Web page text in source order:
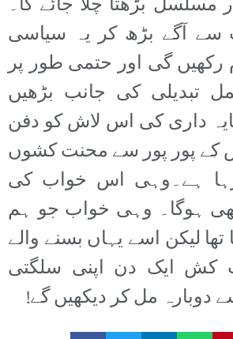
سے آگے بڑھ کر یہ سیاسی
رکھیں گی اور حتمی طور پر
تبدیلی کی جانب بڑھیں
داری کی اس لاش کو دفن
کے پور پور سے محنت کشوں
ہے۔وہی اس خواب کی
ہوگا۔ وہی خواب جو ہم
تھا لیکن اسے یہاں بسنے والے
کش ایک دن اپنی سلگتی
دوبارہ مل کر دیکھیں گے!